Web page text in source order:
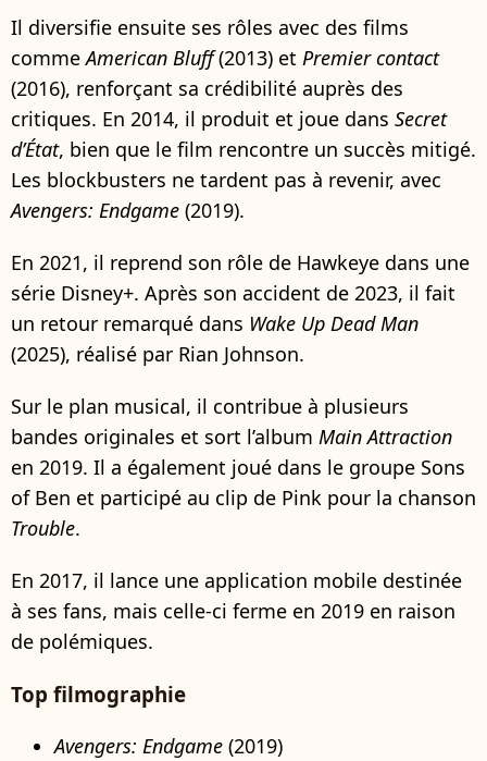
Il diversifie ensuite ses rôles avec des films
commeAmerican Bluff(2013) et Premier contact
(2016), renforçant sa crédibilité auprès des
critiques. En 2014, il produit et joue dans Secret
d’État, bien que le film rencontre un succès mitigé.
Les blockbusters ne tardent pas à revenir, avec
Avengers: Endgame (2019).
En 2021, il reprend son rôle de Hawkeye dans une
série Disney+. Après son accident de 2023, il fait
un retour remarqué dans Wake Up Dead Man
(2025), réalisé par Rian Johnson.
Sur le plan musical, il contribue à plusieurs
bandes originales et sort l’album Main Attraction
en 2019. Il a également joué dans le groupe Sons
of Ben et participé au clip de Pink pour la chanson
Trouble.
En 2017, il lance une application mobile destinée
à ses fans, mais celle-ci ferme en 2019 en raison
de polémiques.
Top filmographie
Avengers: Endgame (2019)